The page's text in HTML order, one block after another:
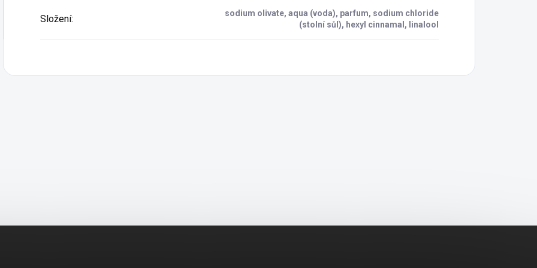
Složení:
sodium olivate, aqua (voda), parfum, sodium chloride
(stolní sůl), hexyl cinnamal, linalool